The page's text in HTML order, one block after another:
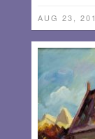
AUG 23,